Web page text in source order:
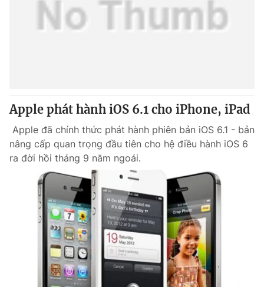
Cơ quan báo chí:Thời báo VTV
cấp ngày 29/12/2023
Tổng Biên tập:Vũ Thanh Thủy
Phó Tổng Biên tập:
Nguyễn Thị Mỹ Hạnh, Phạm Quốc Thắng,
Nguyễn Trọng Ninh
Tổng đài VTV:
024.38 355 931 - 024.38 355 932
Ðiện thoại Thời báo VTV:
024.66 897 897
toasoan@vtv.vn
Liên hệ quảng cáo:024-7300.7108
Apple phát hành iOS 6.1 cho iPhone, iPad
Apple đã chính thức phát hành phiên bản iOS 6.1 - bản
nâng cấp quan trọng đầu tiên cho hệ điều hành iOS 6
ra đời hồi tháng 9 năm ngoái.